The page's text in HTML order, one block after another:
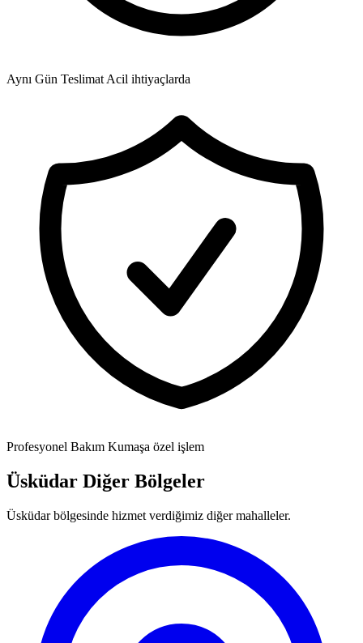
Aynı Gün Teslimat Acil ihtiyaçlarda
Profesyonel Bakım Kumaşa özel işlem
Üsküdar Diğer Bölgeler
Üsküdar bölgesinde hizmet verdiğimiz diğer mahalleler.